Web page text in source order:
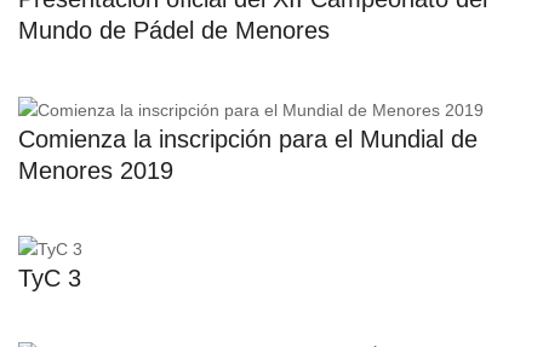
Mundo de Pádel de Menores
Comienza la inscripción para el Mundial de
Menores 2019
TyC 3